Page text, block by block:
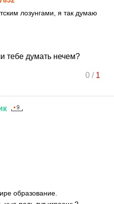
лозунгами, я так думаю
тебе думать нечем?
0/ 1
образование.